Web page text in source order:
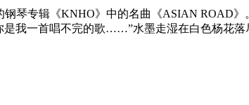
琴专辑《KNHO》中的名曲《ASIAN ROAD
我一首唱不完的歌……”水墨走湿在白色杨花